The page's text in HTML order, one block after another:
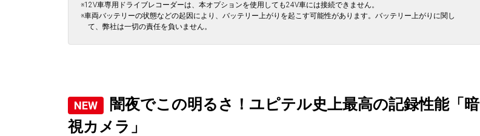
※12V車専用ドライブレコーダーは、本オプションを使用しても24V車には接続できません。
※車両バッテリーの状態などの起因により、バッテリー上がりを起こす可能性があります。バッテリー上がりに関し
て、弊社は一切の責任を負いません。
闇夜でこの明るさ！ユピテル史上最高の記録性能「暗
視カメラ」